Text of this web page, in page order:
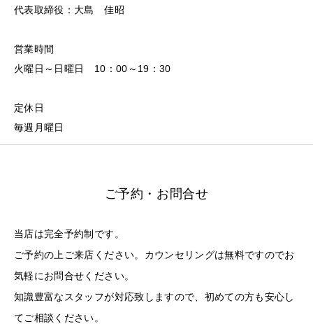
代表取締役：大島 佳昭
営業時間
火曜日～日曜日 10：00～19：30
定休日
毎週月曜日
ご予約・お問合せ
当店は完全予約制です。
ご予約の上ご来店ください。カウンセリングは無料ですのでお
気軽にお問合せください。
知識豊富なスタッフが対応致しますので、初めての方も安心し
てご相談ください。